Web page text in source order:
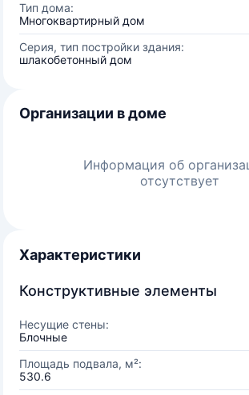
Тип дома:
Многоквартирный дом
Серия, тип постройки здания:
шлакобетонный дом
Организации в доме
Информация об
отсутствует
Характеристики
Конструктивные элементы
Несущие стены:
Блочные
Площадь подвала, м²:
530.6